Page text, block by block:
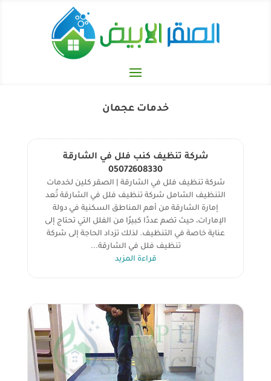
خدمات عجمان
شركة تنظيف كنب فلل في الشارقة
05072608330
شركة تنظيف فلل في الشارقة | الصقر كلين لخدمات
التنظيف الشامل شركة تنظيف فلل في الشارقة تُعد
إمارة الشارقة من أهم المناطق السكنية في دولة
الإمارات، حيث تضم عددًا كبيرًا من الفلل التي تحتاج إلى
عناية خاصة في التنظيف. لذلك تزداد الحاجة إلى شركة
تنظيف فلل في الشارقة...
قراءة المزيد